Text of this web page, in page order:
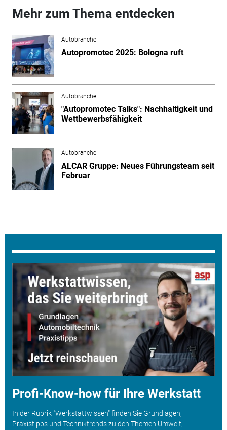
Mehr zum Thema entdecken
Autobranche
Autopromotec 2025: Bologna ruft
Autobranche
"Autopromotec Talks": Nachhaltigkeit und
Wettbewerbsfähigkeit
Autobranche
ALCAR Gruppe: Neues Führungsteam seit
Februar
Profi-Know-how für Ihre Werkstatt
In der Rubrik "Werkstattwissen" finden Sie Grundlagen,
Praxistipps und Techniktrends zu den Themen Umwelt,